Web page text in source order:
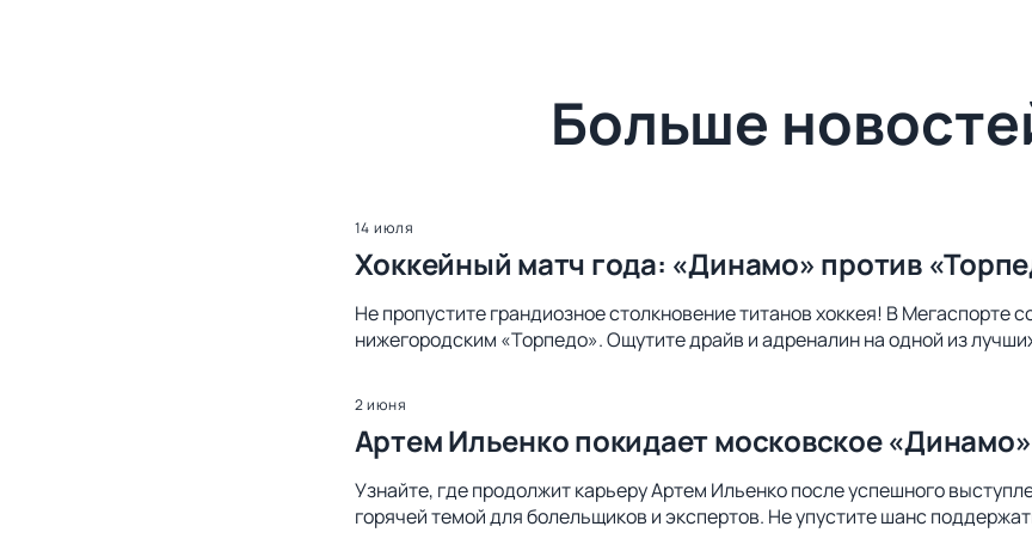
Больше
14 июля
Хоккейный матч года: «Динамо» против
Не пропустите грандиозное столкновение титанов хоккея! В
нижегородским «Торпедо». Ощутите драйв и адреналин на одной из
2 июня
Артем Ильенко покидает московское
Узнайте, где продолжит карьеру Артем Ильенко после успешного
горячей темой для болельщиков и экспертов. Не упустите шанс